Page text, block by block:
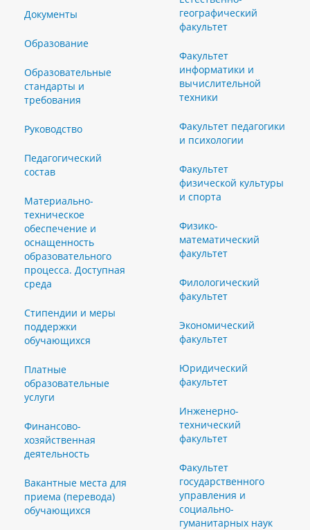
Документы
Образование
Образовательные
стандарты и
требования
Руководство
Педагогический
состав
Материально-
техническое
обеспечение и
оснащенность
образовательного
процесса. Доступная
среда
Стипендии и меры
поддержки
обучающихся
Платные
образовательные
услуги
Финансово-
хозяйственная
деятельность
Вакантные места для
приема (перевода)
обучающихся
географический
факультет
Факультет
информатики и
вычислительной
техники
Факультет педагогики
и психологии
Факультет
физической культуры
и спорта
Физико-
математический
факультет
Филологический
факультет
Экономический
факультет
Юридический
факультет
Инженерно-
технический
факультет
Факультет
государственного
управления и
социально-
гуманитарных наук